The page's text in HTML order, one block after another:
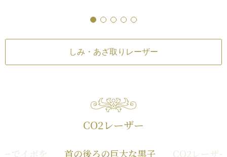
リスク・副作用
しみ・あざ取りレーザー
CO2レーザー
でイボを
首の後ろの巨大な黒子
CO2レーザ